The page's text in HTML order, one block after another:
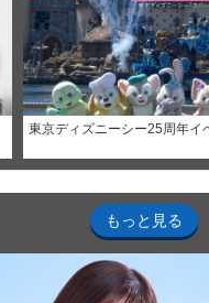
東京ディズニーシー25周年イ
もっと見る